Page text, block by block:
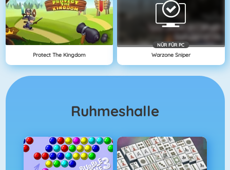
Protect The Kingdom
NÜR FÜR PC
Warzone Sniper
Ruhmeshalle